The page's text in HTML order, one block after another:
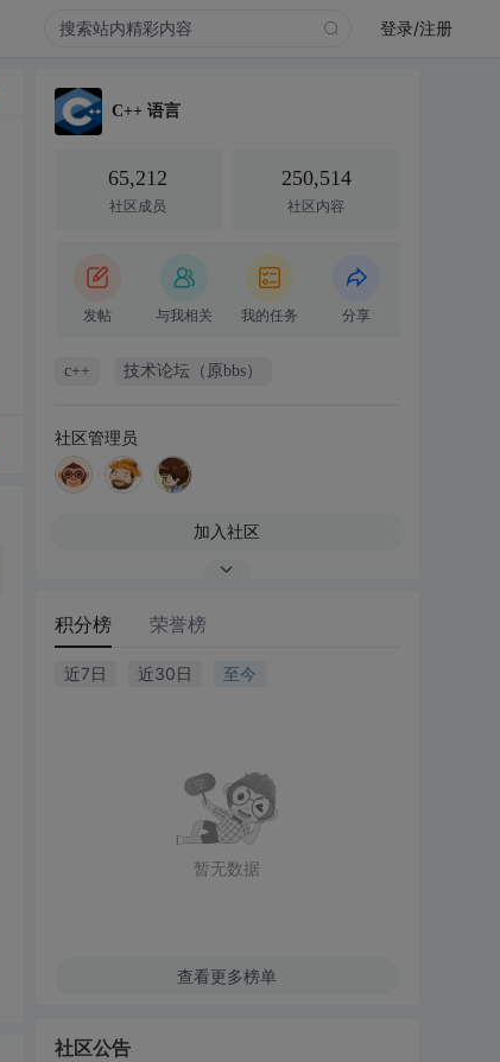
登录/注册
C++ 语言
65,212
社区成员
250,514
社区内容
发帖 与我相关 我的任务 分享
c++ 技术论坛（原bbs）
社区管理员
加入社区
积分榜 荣誉榜
近7日 近30日 至今
暂无数据
查看更多榜单
社区公告